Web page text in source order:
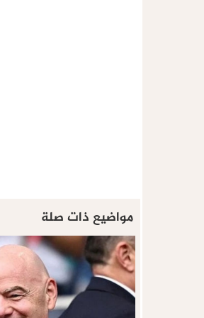
مواضيع ذات صلة